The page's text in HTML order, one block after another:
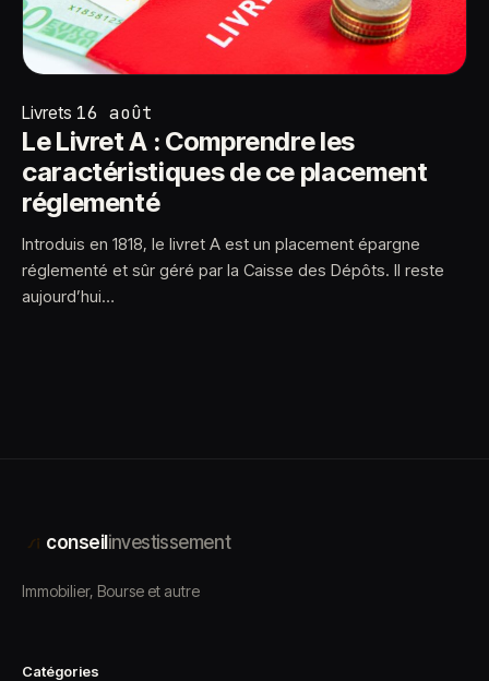
Livrets 16 août
Le Livret A : Comprendre les
caractéristiques de ce placement
réglementé
Introduis en 1818, le livret A est un placement épargne
réglementé et sûr géré par la Caisse des Dépôts. Il reste
aujourd’hui…
conseil investissement
Immobilier, Bourse et autre
Catégories